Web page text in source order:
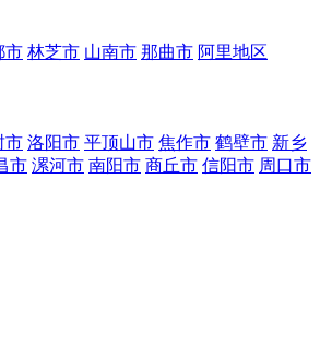
市 林芝市 山南市 那曲市 阿里地区
市 洛阳市 平顶山市 焦作市 鹤壁市 新乡
市 漯河市 南阳市 商丘市 信阳市 周口市